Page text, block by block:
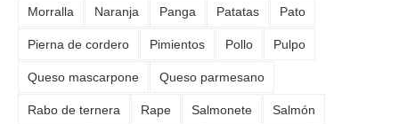
Morralla Naranja Panga Patatas Pato
Pierna de cordero Pimientos Pollo Pulpo
Queso mascarpone Queso parmesano
Rabo de ternera Rape Salmonete Salmón